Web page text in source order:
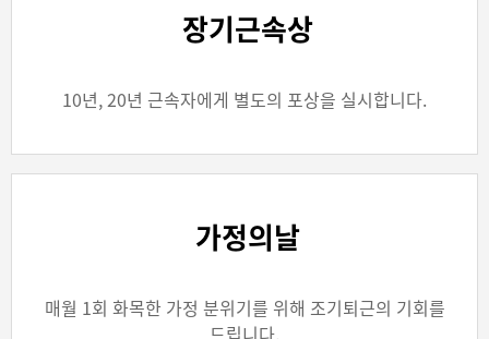
장기근속상
10년, 20년 근속자에게 별도의 포상을 실시합니다.
가정의날
매월 1회 화목한 가정 분위기를 위해 조기퇴근의 기회를
드립니다.